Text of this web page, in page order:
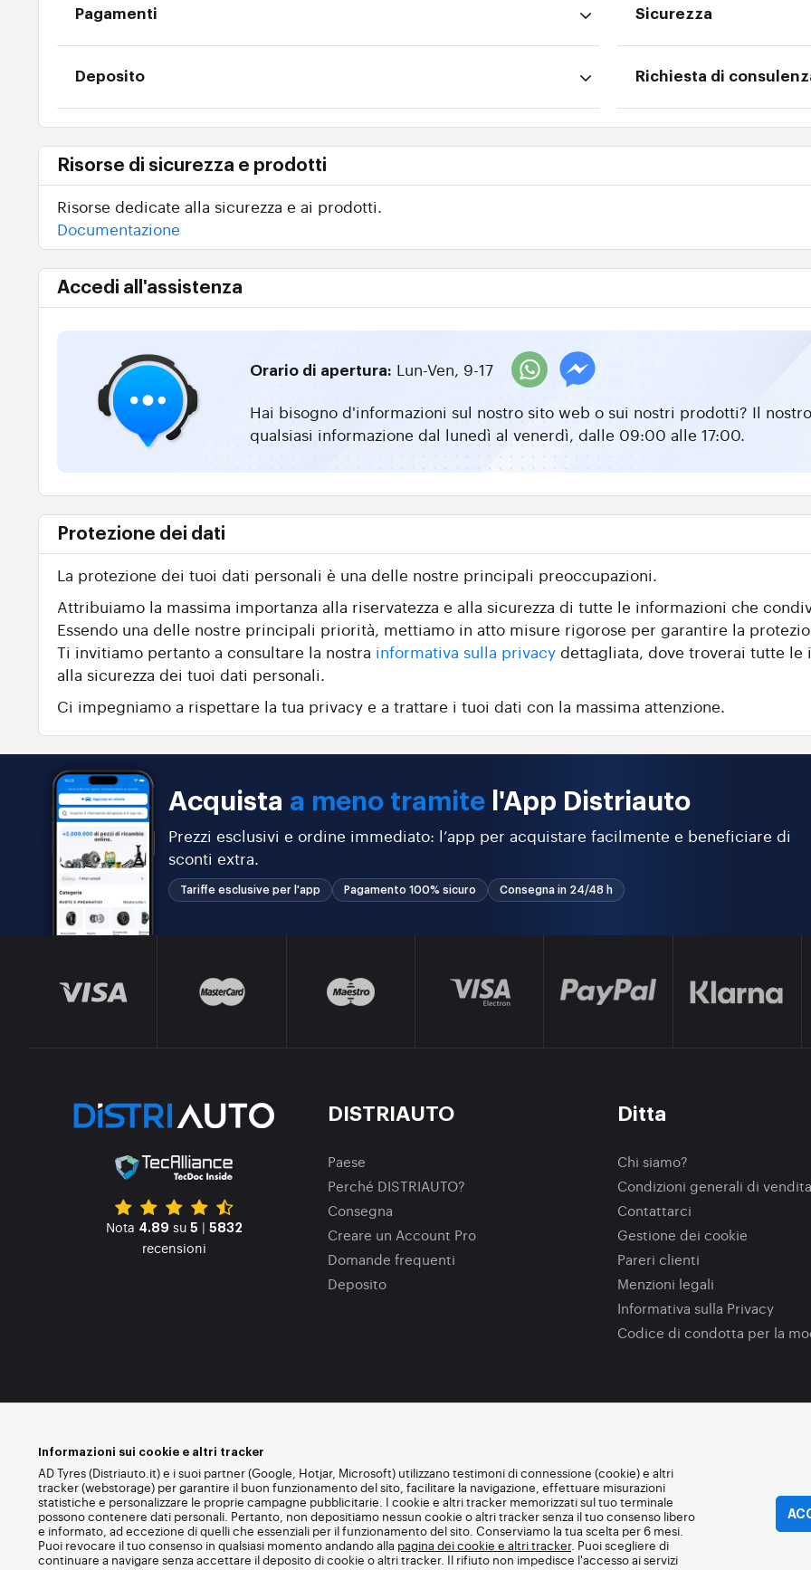
Pagamenti
Deposito
Sicurezza
Richiesta di
Risorse di sicurezza e prodotti
Risorse dedicate alla sicurezza e ai prodotti.
Documentazione
Accedi all'assistenza
Orario di apertura: Lun-Ven, 9-17
Hai bisogno d'informazioni sul nostro sito web o sui nostri prodotti? Il
qualsiasi informazione dal lunedì al venerdì, dalle 09:00 alle 17:00.
Protezione dei dati
La protezione dei tuoi dati personali è una delle nostre principali preoccupazioni.
Attribuiamo la massima importanza alla riservatezza e alla sicurezza di tutte le informazioni che
Essendo una delle nostre principali priorità, mettiamo in atto misure rigorose per garantire la
Ti invitiamo pertanto a consultare la nostra informativa sulla privacy dettagliata, dove troverai tutte le
alla sicurezza dei tuoi dati personali.
Ci impegniamo a rispettare la tua privacy e a trattare i tuoi dati con la massima attenzione.
Acquista a meno tramite l'App Distriauto
Prezzi esclusivi e ordine immediato: l’app per acquistare facilmente e beneficiare di
sconti extra.
Tariffe esclusive per l'app Pagamento 100% sicuro Consegna in 24/48 h
Nota 4.89 su 5 | 5832
recensioni
DISTRIAUTO
Paese
Perché DISTRIAUTO?
Consegna
Creare un Account Pro
Domande frequenti
Deposito
Ditta
Chi siamo?
Condizioni generali di vendita
Contattarci
Gestione dei cookie
Pareri clienti
Menzioni legali
Informativa sulla Privacy
Codice di condotta per la
Informazioni sui cookie e altri tracker
AD Tyres (Distriauto.it) e i suoi partner (Google, Hotjar, Microsoft) utilizzano testimoni di connessione (cookie) e altri
tracker (webstorage) per garantire il buon funzionamento del sito, facilitare la navigazione, effettuare misurazioni
statistiche e personalizzare le proprie campagne pubblicitarie. I cookie e altri tracker memorizzati sul tuo terminale
possono contenere dati personali. Pertanto, non depositiamo nessun cookie o altri tracker senza il tuo consenso libero
e informato, ad eccezione di quelli che essenziali per il funzionamento del sito. Conserviamo la tua scelta per 6 mesi.
Puoi revocare il tuo consenso in qualsiasi momento andando alla pagina dei cookie e altri tracker. Puoi scegliere di
continuare a navigare senza accettare il deposito di cookie o altri tracker. Il rifiuto non impedisce l'accesso ai servizi